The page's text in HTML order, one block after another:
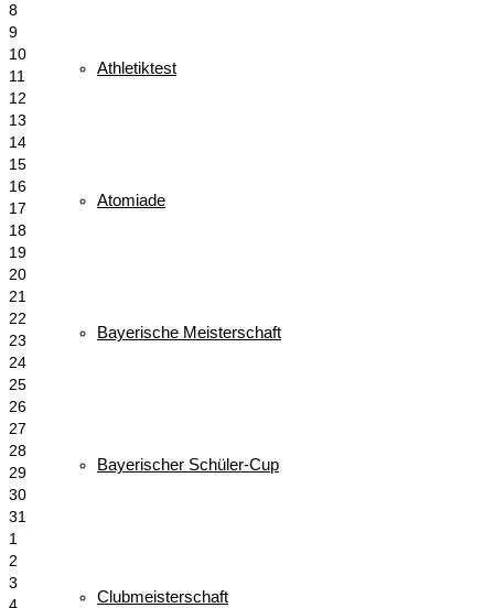
Athletiktest
Atomiade
Bayerische Meisterschaft
Bayerischer Schüler-Cup
Clubmeisterschaft
8
9
10
11
12
13
14
15
16
17
18
19
20
21
22
23
24
25
26
27
28
29
30
31
1
2
3